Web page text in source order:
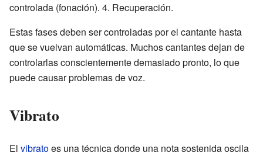
controlada (fonación). 4. Recuperación.
Estas fases deben ser controladas por el cantante hasta
que se vuelvan automáticas. Muchos cantantes dejan de
controlarlas conscientemente demasiado pronto, lo que
puede causar problemas de voz.
Vibrato
El vibratoes una técnica donde una nota sostenida oscila